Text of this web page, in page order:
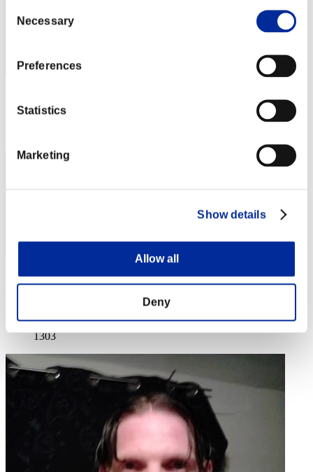
Selection
Necessary
Preferences
Statistics
Marketing
Show details
Allow all
Deny
PiersNivansNight
Posición
1303